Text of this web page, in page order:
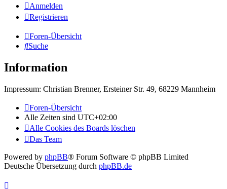
Anmelden
Registrieren
Foren-Übersicht
Suche
Information
Impressum: Christian Brenner, Ersteiner Str. 49, 68229 Mannheim
Foren-Übersicht
Alle Zeiten sind UTC+02:00
Alle Cookies des Boards löschen
Das Team
Powered by phpBB® Forum Software © phpBB Limited
Deutsche Übersetzung durch phpBB.de